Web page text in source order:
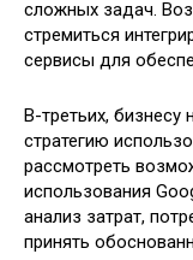
сложных задач.
стремиться
сервисы для
В-третьих,
стратегию
рассмотреть
использования
анализ затрат,
принять